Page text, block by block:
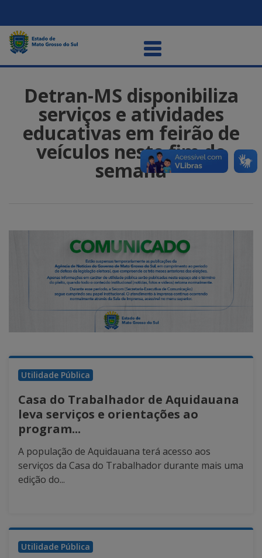
Detran-MS disponibiliza
serviços e atividades
educativas em feirão de
veículos neste fim de
semana
Utilidade Pública
Casa do Trabalhador de Aquidauana
leva serviços e orientações ao
program...
A população de Aquidauana terá acesso aos
serviços da Casa do Trabalhador durante mais uma
edição do...
Utilidade Pública